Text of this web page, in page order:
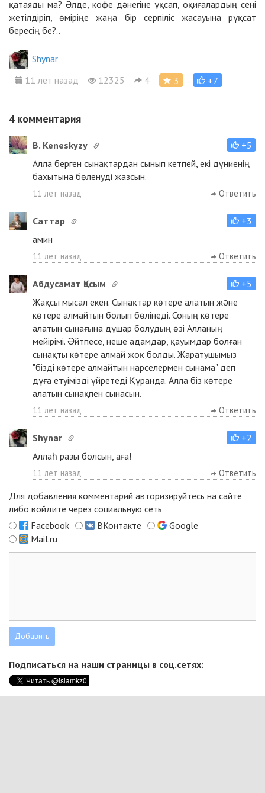
қатаяды ма? Әлде, кофе дәнегіне ұқсап, оқиғалардың сені
жетілдіріп, өміріңе жаңа бір серпіліс жасауына рұқсат
бересің бе?..
Shynar
11 лет назад
12325 4 3 +7
4 комментария
B. Keneskyzy
+5
Алла берген сынақтардан сынып кетпей, екі дүниенің
бахытына бөленуді жазсын.
11 лет назад Ответить
Cаттар
+3
амин
11 лет назад Ответить
Абдусамат Қасым
+5
Жақсы мысал екен. Сынақтар көтере алатын жəне
көтере алмайтын болып бөлінеді. Соның көтере
алатын сынағына дұшар болудың өзі Алланың
мейірімі. Əйтпесе, неше адамдар, қауымдар болған
сынақты көтере алмай жоқ болды. Жаратушымыз
"бізді көтере алмайтын нарселермен сынама" деп
дұға етуімізді үйретеді Құранда. Алла біз көтере
алатын сынақпен сынасын.
11 лет назад Ответить
Shynar
+2
Аллаһ разы болсын, аға!
11 лет назад Ответить
Для добавления комментарий авторизируйтесь на сайте
либо войдите через социальную сеть
Facebook
ВКонтакте
Google
Mail.ru
Подписаться на наши страницы в соц.сетях: